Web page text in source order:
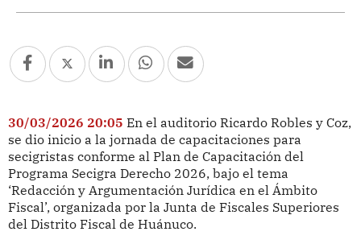
30/03/2026 20:05 En el auditorio Ricardo Robles y Coz,
se dio inicio a la jornada de capacitaciones para
secigristas conforme al Plan de Capacitación del
Programa Secigra Derecho 2026, bajo el tema
‘Redacción y Argumentación Jurídica en el Ámbito
Fiscal’, organizada por la Junta de Fiscales Superiores
del Distrito Fiscal de Huánuco.